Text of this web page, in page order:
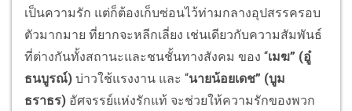
เป็นความรัก แต่ก็ต้องเก็บซ่อนไว้ท่ามกลางอุปสรรครอบ
ตัวมากมาย ที่ยากจะหลีกเลี่ยง เช่นเดียวกับความสัมพันธ์
ที่ต่างกันทั้งสถานะและชนชั้นทางสังคม ของ “เมฆ” (อู๋
ธนบูรณ์) บ่าวใช้แรงงาน และ “นายน้อยเดช” (บูม
ธราธร) อัศจรรย์แห่งรักแท้ จะช่วยให้ความรักของพวก